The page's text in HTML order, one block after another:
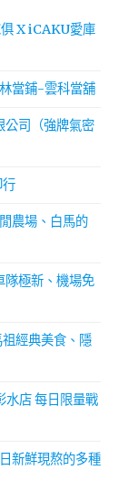
X iCAKU愛庫
當鋪-雲科當舖
公司（強牌氣密
行
農場、白馬的
隊極新、機場免
經典美食、隱
店 每日限量戰
新鮮現熬的多種